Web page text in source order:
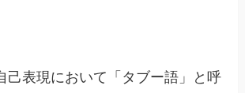
己表現において「タブー語」と呼